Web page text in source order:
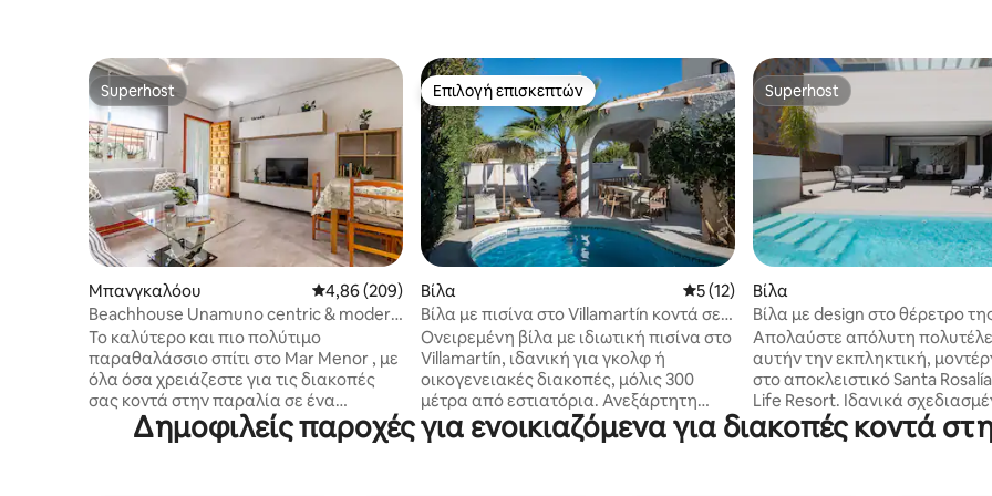
Superhost
Superhost
Μπανγκαλόου Μέση βαθμολογία: 4,86 στα 5, 209 κριτικές
4,86 (209)
Beachhouse Unamuno centric & modern
living
Το καλύτερο και πιο πολύτιμο
παραθαλάσσιο σπίτι στο Mar Menor , με
όλα όσα χρειάζεστε για τις διακοπές
σας κοντά στην παραλία σε ένα
μοντέρνο, ανακαινισμένο, καθαρό και
καλά διατηρημένο σπίτι. Υπάρχουν
Επιλογή επισκεπτών
Επιλογή επισκεπτών
Βίλα Μέση βαθμολογία: 5 στα 5, 12 κριτικές
5 (12)
Βίλα με πισίνα στο Villamartín κοντά σε
γήπεδα γκολφ & στη La Zenia
Ονειρεμένη βίλα με ιδιωτική πισίνα στο
Villamartín, ιδανική για γκολφ ή
οικογενειακές διακοπές, μόλις 300
μέτρα από εστιατόρια. Ανεξάρτητη
βίλα σε έναν ήσυχο δρόμο. Με 4
υπνοδωμάτια και 2 μπάνια, το σπίτι
Superhost
Superhost
Βίλα
Βίλα με design στο θέρετρο
Santa Rosalia
Απολαύστε απόλυτη
αυτήν την εκπληκτική,
στο αποκλειστικό Santa
Life Resort. Ιδανικά
έως και 9 επισκέπτες, αυτό
κατάλυμα διαθέτει
Δημοφιλείς παροχές για ενοικιαζόμενα για διακοπές κοντά